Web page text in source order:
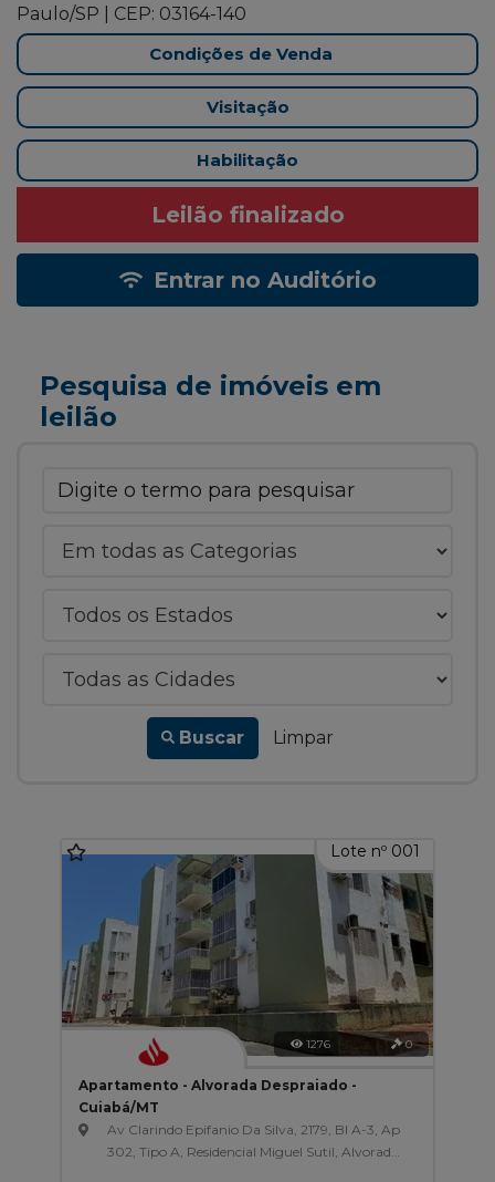
Paulo/SP | CEP: 03164-140
Condições de Venda
Visitação
Habilitação
Leilão finalizado
Entrar no Auditório
Pesquisa de imóveis em
leilão
Buscar Limpar
Lote nº 001
1276 0
Apartamento - Alvorada Despraiado -
Cuiabá/MT
Av Clarindo Epifanio Da Silva, 2179, Bl A-3, Ap
302, Tipo A, Residencial Miguel Sutil, Alvorada